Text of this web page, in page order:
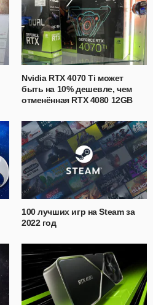
Nvidia RTX 4070 Ti может
быть на 10% дешевле, чем
отменённая RTX 4080 12GB
100 лучших игр на Steam за
2022 год